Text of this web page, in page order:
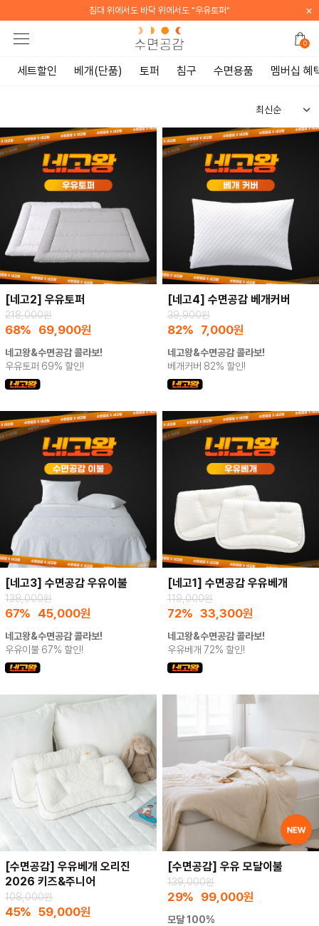
[WELCOME] 지금 가입하면 전 품목 10% 할인
0
세트할인 베개(단품) 토퍼 침구 수면용품 멤버십 혜
[네고2] 우유토퍼
218,000원
68% 69,900원
네고왕&수면공감 콜라보!
우유토퍼 69% 할인!
[네고4] 수면공감 베개커버
39,900원
82% 7,000원
네고왕&수면공감 콜라보!
베개커버 82% 할인!
[네고3] 수면공감 우유이불
138,000원
67% 45,000원
네고왕&수면공감 콜라보!
우유이불 67% 할인!
[네고1] 수면공감 우유베개
119,000원
72% 33,300원
네고왕&수면공감 콜라보!
우유베개 72% 할인!
[수면공감] 우유베개 오리진
2026 키즈&주니어
108,000원
45% 59,000원
[수면공감] 우유 모달이불
139,000원
29% 99,000원
모달 100%